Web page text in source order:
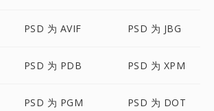
PSD 为 AVIF PSD 为 JBG
PSD 为 PDB PSD 为 XPM
PSD 为 PGM PSD 为 DOT